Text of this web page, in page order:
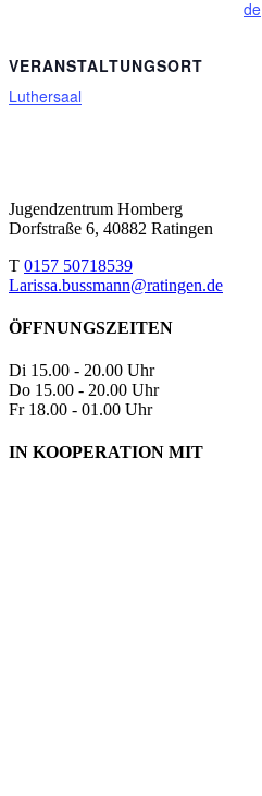
VERANSTALTUNGSORT
Luthersaal
de
Jugendzentrum Homberg
Dorfstraße 6, 40882 Ratingen
T 0157 50718539
Larissa.bussmann@ratingen.de
ÖFFNUNGSZEITEN
Di 15.00 - 20.00 Uhr
Do 15.00 - 20.00 Uhr
Fr18.00 - 01.00 Uhr
IN KOOPERATION MIT